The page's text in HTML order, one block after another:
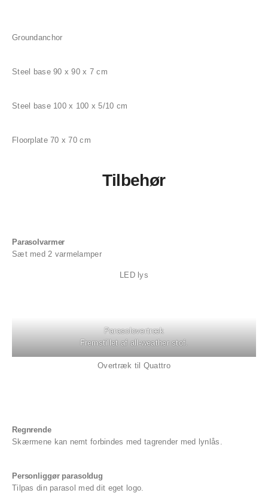
Groundanchor
Steel base 90 x 90 x 7 cm
Steel base 100 x 100 x 5/10 cm
Floorplate 70 x 70 cm
Tilbehør
Parasolvarmer
Sæt med 2 varmelamper
LED lys
Parasolovertræk
Fremstillet af all-weather stof.
Overtræk til Quattro
Regnrende
Skærmene kan nemt forbindes med tagrender med lynlås.
Personliggør parasoldug
Tilpas din parasol med dit eget logo.